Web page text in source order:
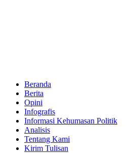
Beranda
Berita
Opini
Infografis
Informasi Kehumasan Politik
Analisis
Tentang Kami
Kirim Tulisan